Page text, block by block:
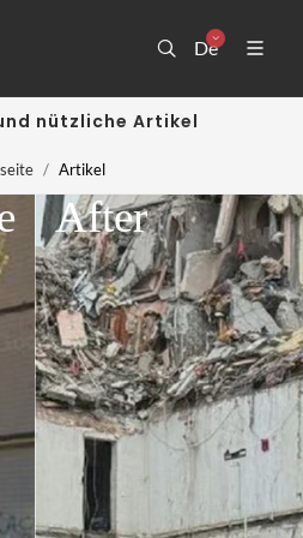
De
nützliche Artikel
Artikel
After